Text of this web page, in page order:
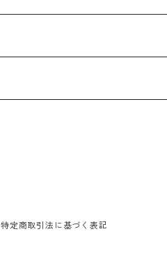
特定商取引法に基づく表記